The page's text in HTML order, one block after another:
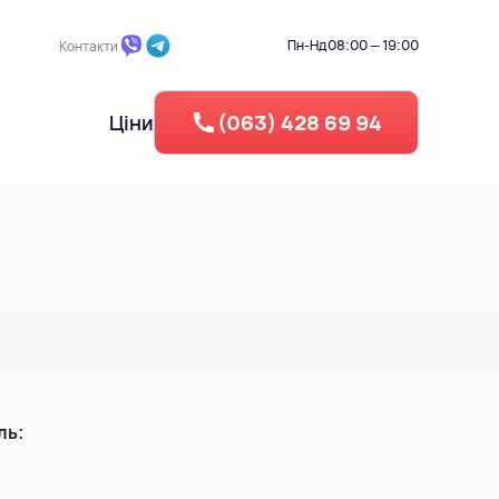
Контакти Пн-Нд08:00 — 19:00
Ціни (063) 428 69 94